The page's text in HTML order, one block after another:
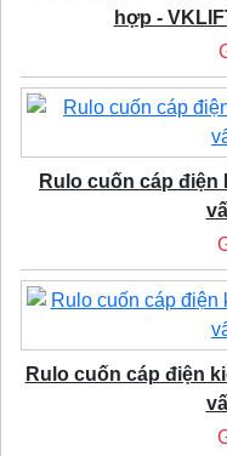
hợp -
Rulo cuốn cáp điện
Rulo cuốn cáp điện